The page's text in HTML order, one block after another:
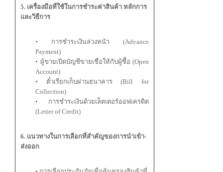
5. เครื่องมือที่ใช้ในการชำระค่าสินค้า หลักการ
และวิธีการ
• การชำระเงินล่วงหน้า (Advance
Payment)
• ผู้ขายเปิดบัญชีขายเชื่อให้กับผู้ซื้อ (Open
Account)
• ตั๋วเรียกเก็บผ่านธนาคาร (Bill for
Collection)
• การชำระเงินด้วยเล็ตเตอร์ออฟเครดิต
(Letter of Credit)
6. แนวทางในการเลือกที่สำคัญของการนำเข้า-
ส่งออก